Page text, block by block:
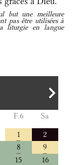
but une meilleure
pas être utilisées à
liturgie en langue
F.6
Sa
1
2
8
9
15
16